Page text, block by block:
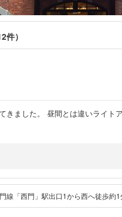
件）
きました。 昼間とは違いライト
線「西門」駅出口1から西へ徒歩約1